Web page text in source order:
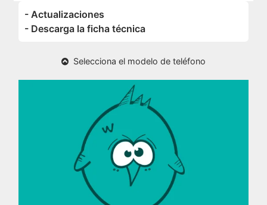
- Actualizaciones
- Descarga la ficha técnica
Selecciona el modelo de teléfono